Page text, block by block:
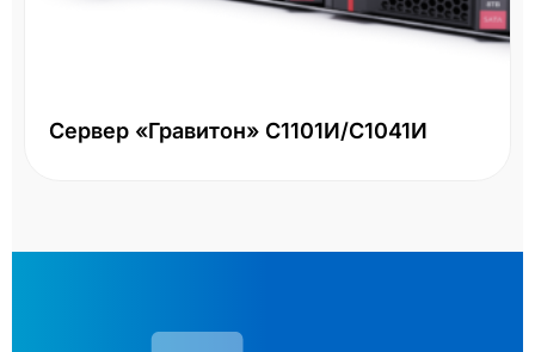
Сервер «Гравитон» С1101И/С1041И